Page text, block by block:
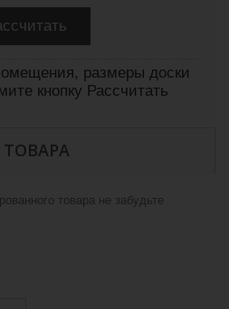
размеры доски
кнопку Рассчитать
товара не забудьте